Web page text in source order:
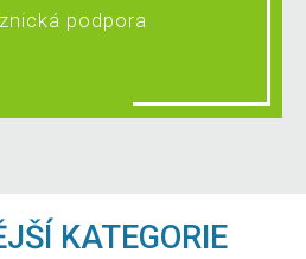
podpora
KATEGORIE